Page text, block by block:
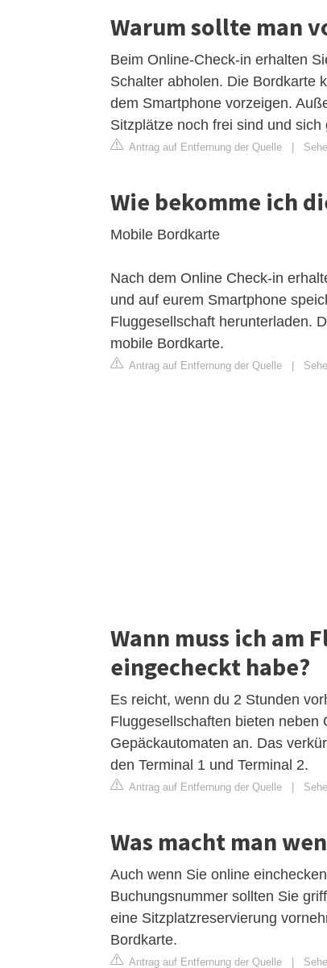
Warum sollte man
Beim Online-Check-in erhalten
Schalter abholen. Die Bordkarte
dem Smartphone vorzeigen.
Sitzplätze noch frei sind und sich
Antrag auf Entfernung der Quelle
Wie bekomme ich
Mobile Bordkarte
Nach dem Online Check-in
und auf eurem Smartphone
Fluggesellschaft herunterladen.
mobile Bordkarte.
Antrag auf Entfernung der Quelle
Wann muss ich am
eingecheckt habe?
Es reicht, wenn du 2 Stunden
Fluggesellschaften bieten neben
Gepäckautomaten an. Das
den Terminal 1 und Terminal 2.
Antrag auf Entfernung der Quelle
Was macht man
Auch wenn Sie online
Buchungsnummer sollten Sie
eine Sitzplatzreservierung
Bordkarte.
Antrag auf Entfernung der Quelle